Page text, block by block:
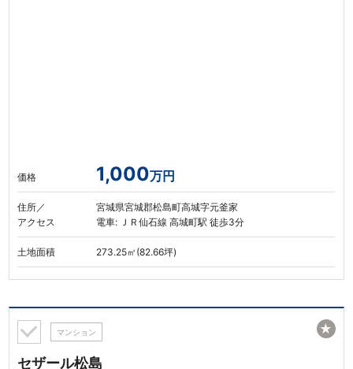
価格 1,000万円
住所／
アクセス
宮城県宮城郡松島町高城字元釜家
電車: ＪＲ仙石線 高城町駅 徒歩3分
土地面積 273.25㎡(82.66坪)
マンション
セザール松島
★